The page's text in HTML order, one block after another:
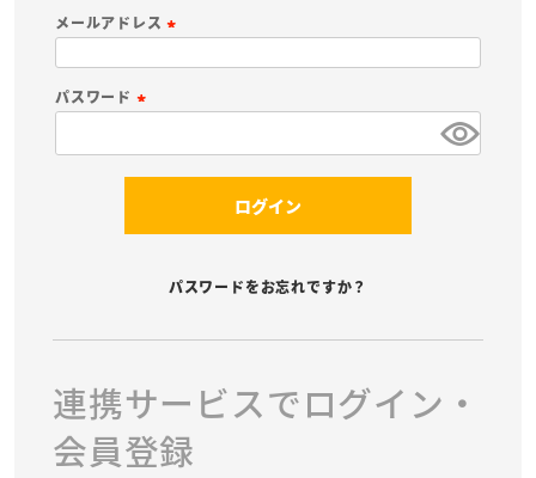
メールアドレス
須
パスワード
ログイン
パスワードをお忘れですか？
連携サービスでログイン・
会員登録